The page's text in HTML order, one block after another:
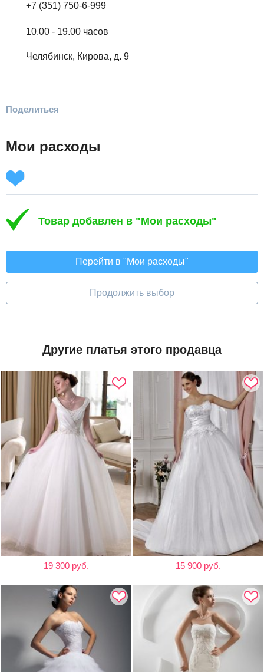
+7 (351) 750-6-999
10.00 - 19.00 часов
Челябинск, Кирова, д. 9
Поделиться
Мои расходы
Товар добавлен в "Мои расходы"
Перейти в "Мои расходы"
Продолжить выбор
Другие платья этого продавца
19 300 руб. 15 900 руб.